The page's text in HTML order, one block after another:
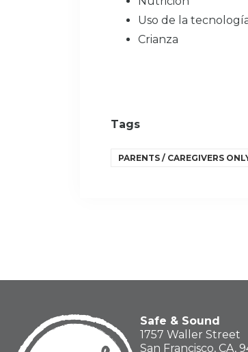
Uso de la
Crianza
Tags
PARENTS / CAREGIVERS
Safe & Sound
1757 Waller Street
San Francisco, CA,